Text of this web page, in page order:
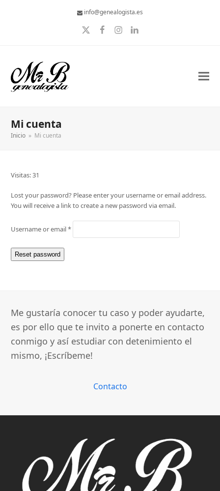
info@genealogista.es
TwitterFacebook
Instagram
LinkedIn
Mi cuenta
Inicio » Mi cuenta
Visitas: 31
Lost your password? Please enter your username or email address.
You will receive a link to create a new password via email.
Username or email*
Reset password
Me gustaría conocer tu caso y poder ayudarte,
es por ello que te invito a ponerte en contacto
conmigo y así estudiar con detenimiento el
mismo, ¡Escríbeme!
Contacto